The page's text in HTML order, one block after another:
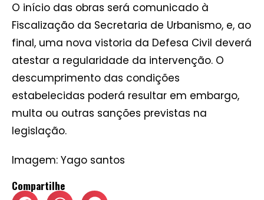
O início das obras será comunicado à
Fiscalização da Secretaria de Urbanismo, e, ao
final, uma nova vistoria da Defesa Civil deverá
atestar a regularidade da intervenção. O
descumprimento das condições
estabelecidas poderá resultar em embargo,
multa ou outras sanções previstas na
legislação.
Imagem: Yago santos
Compartilhe